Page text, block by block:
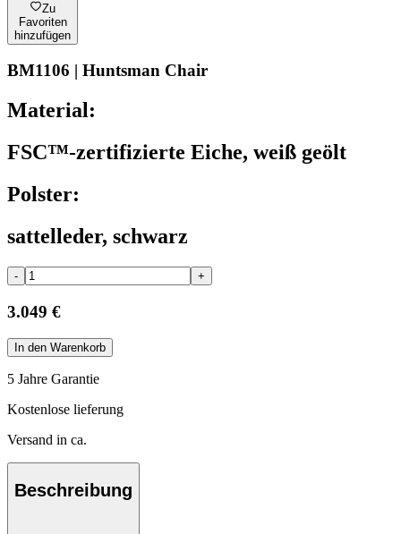
Zu
Favoriten
hinzufügen
BM1106 | Huntsman Chair
Material:
FSC™-zertifizierte Eiche, weiß geölt
Polster:
sattelleder, schwarz
- +
3.049 €
In den Warenkorb
5 Jahre Garantie
Kostenlose lieferung
Versand in ca.
Beschreibung